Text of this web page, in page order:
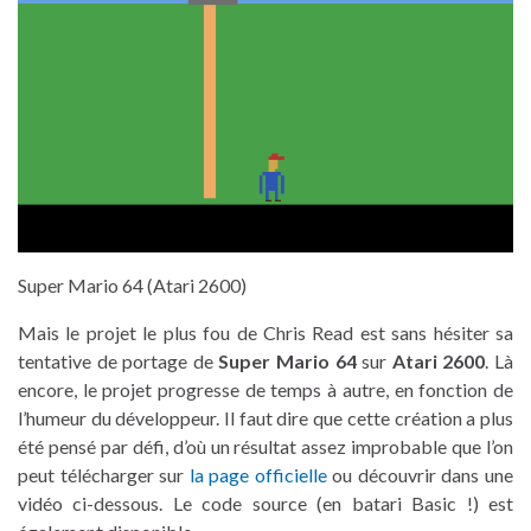
Super Mario 64 (Atari 2600)
Mais le projet le plus fou de Chris Read est sans hésiter sa
tentative de portage deSuper Mario 64sur Atari 2600. Là
encore, le projet progresse de temps à autre, en fonction de
l’humeur du développeur. Il faut dire que cette création a plus
été pensé par défi, d’où un résultat assez improbable que l’on
peut télécharger sur la page officielleou découvrir dans une
vidéo ci-dessous. Le code source (en batari Basic !) est